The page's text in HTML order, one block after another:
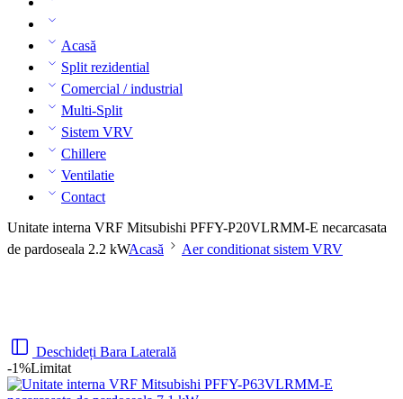
Acasă
Split rezidential
Comercial / industrial
Multi-Split
Sistem VRV
Chillere
Ventilatie
Contact
Unitate interna VRF Mitsubishi PFFY-P20VLRMM-E necarcasata
de pardoseala 2.2 kWAcasă Aer conditionat sistem VRV
Deschideți Bara Laterală
-1%Limitat